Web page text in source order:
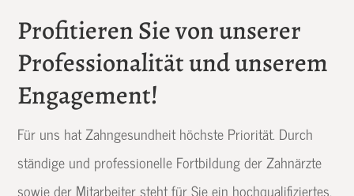
Profitieren Sie von unserer
Professionalität und unserem
Engagement!
Für uns hat Zahngesundheit höchste Priorität. Durch
ständige und professionelle Fortbildung der Zahnärzte
sowie der Mitarbeiter steht für Sie ein hochqualifiziertes,